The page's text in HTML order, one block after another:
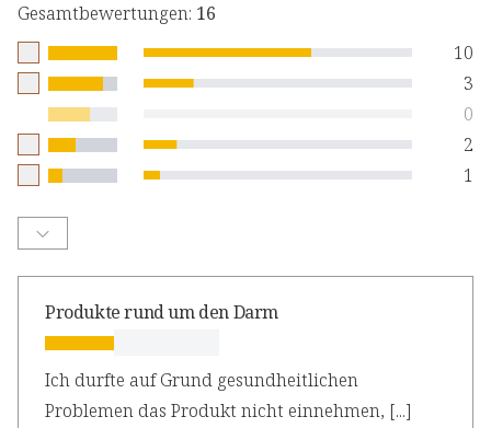
Gesamtbewertungen: 16
10
3
0
2
1
Produkte rund um den Darm
Ich durfte auf Grund gesundheitlichen
Problemen das Produkt nicht einnehmen, [...]